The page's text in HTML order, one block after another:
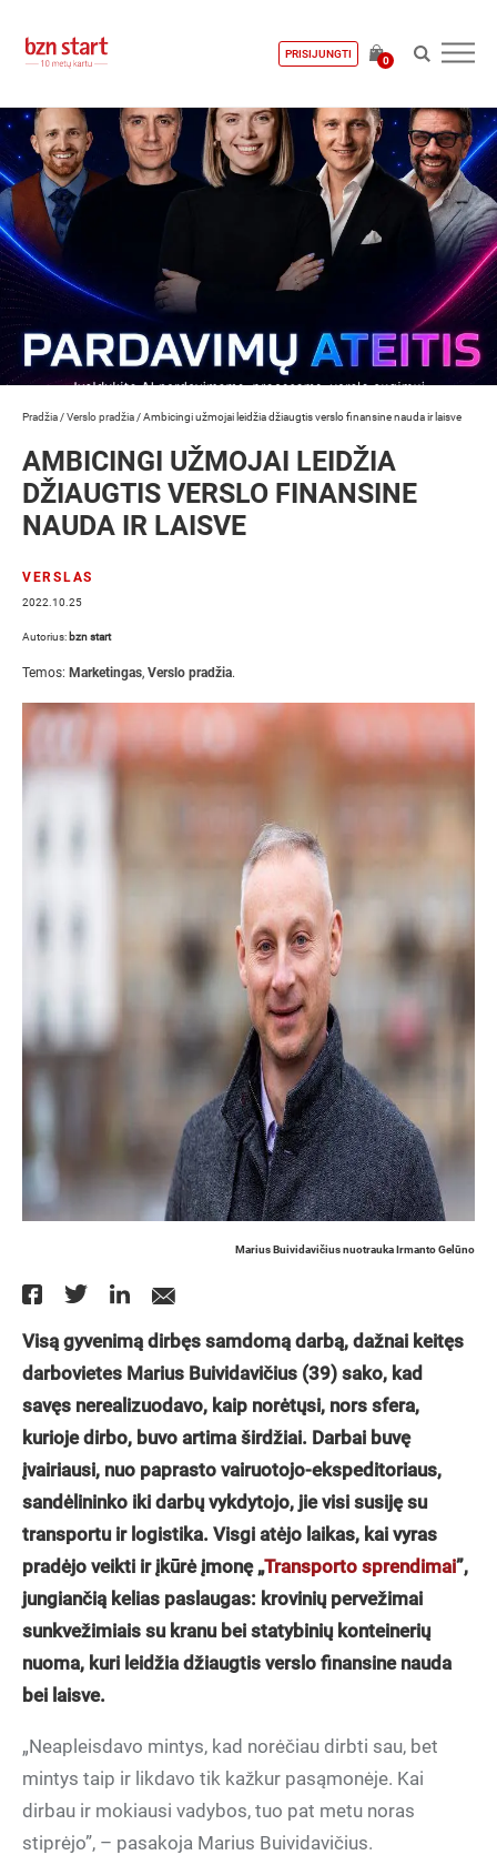
PRISIJUNGTI
0
Pradžia /Verslo pradžia /Ambicingi užmojai leidžia džiaugtis verslo finansine nauda ir laisve
AMBICINGI UŽMOJAI LEIDŽIA
DŽIAUGTIS VERSLO FINANSINE
NAUDA IR LAISVE
VERSLAS
2022.10.25
Autorius: bzn start
Temos: Marketingas, Verslo pradžia.
Marius Buividavičius nuotrauka Irmanto Gelūno
Visą gyvenimą dirbęs samdomą darbą, dažnai keitęs
darbovietes Marius Buividavičius (39) sako, kad
savęs nerealizuodavo, kaip norėtųsi, nors sfera,
kurioje dirbo, buvo artima širdžiai. Darbai buvę
įvairiausi, nuo paprasto vairuotojo-ekspeditoriaus,
sandėlininko iki darbų vykdytojo, jie visi susiję su
transportu ir logistika. Visgi atėjo laikas, kai vyras
pradėjo veikti ir įkūrė įmonę „Transporto sprendimai”,
jungiančią kelias paslaugas: krovinių pervežimai
sunkvežimiais su kranu bei statybinių konteinerių
nuoma, kuri leidžia džiaugtis verslo finansine nauda
bei laisve.
„Neapleisdavo mintys, kad norėčiau dirbti sau, bet
mintys taip ir likdavo tik kažkur pasąmonėje. Kai
dirbau ir mokiausi vadybos, tuo pat metu noras
stiprėjo”, – pasakoja Marius Buividavičius.